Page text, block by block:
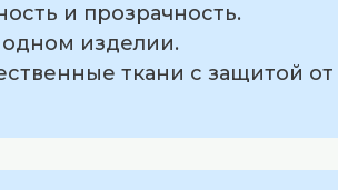
и прозрачность.
одном изделии.
ткани с защитой от